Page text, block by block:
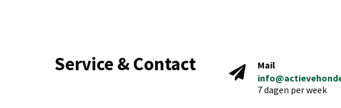
Service & Contact
Mail
7 dagen per week